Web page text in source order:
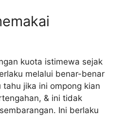
kuota istimewa sejak
melalui benar-benar
jika ini ompong kian
& ini tidak
Ini berlaku